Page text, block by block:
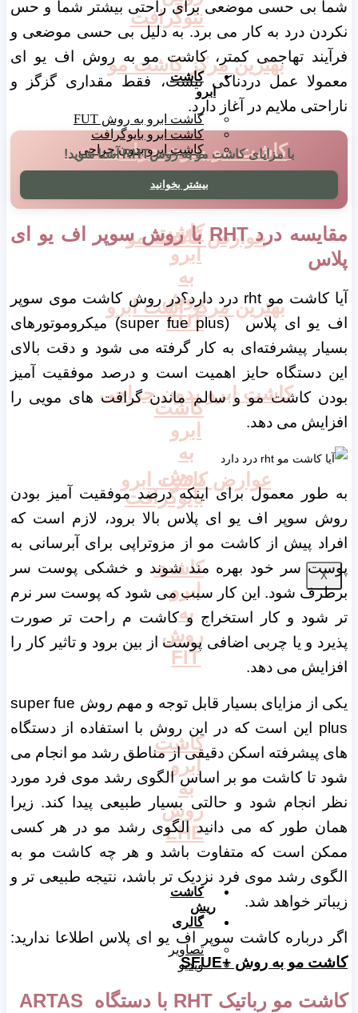
بهترین مرکز کاشت مو
کاشت مو بدون جراحی
عوارض کاشت مو
بهترین مرکز اشت ابرو
کاشت ابرو بدون جراحی
عوارض کاشت ابرو
X
نئوگرافت
کاشت
ابرو
کاشت ابرو به روش FUT
کاشت ابرو بایوگرافت
کاشت ابرو بدون جراحی
کاشت
ابرو
به
روش
FUT
کاشت
ابرو
به
روش
بایوگرافت
کاشت
ابرو
به
روش
FIT
کاشت
ابرو
به
روش
LHE
کاشت
ریش
گالری
تصاویر
ویدیو
شما بی حسی موضعی برای راحتی بیشتر شما و حس
نکردن درد به کار می برد. به دلیل بی حسی موضعی و
فرآیند تهاجمی کمتر، کاشت مو به روش اف یو ای
معمولا عمل دردناکی نیست، فقط مقداری گزگز و
ناراحتی ملایم در آغاز دارد.
با مزایای کاشت مو به روشRHT آشنا شوید!
بیشتر بخوانید
مقایسه درد RHT با روش سوپر اف یو ای
پلاس
آیا کاشت مو rht درد دارد؟در روش کاشت موی سوپر
اف یو ای پلاس (super fue plus) میکروموتورهای
بسیار پیشرفته‌ای به کار گرفته می شود و دقت بالای
این دستگاه حایز اهمیت است و درصد موفقیت آمیز
بودن کاشت مو و سالم ماندن گرافت های مویی را
افزایش می دهد.
به طور معمول برای اینکه درصد موفقیت آمیز بودن
روش سوپر اف یو ای پلاس بالا برود، لازم است که
افراد پیش از کاشت مو از مزوتراپی برای آبرسانی به
پوست سر خود بهره مند شوند و خشکی پوست سر
برطرف شود. این کار سبب می شود که پوست سر نرم
تر شود و کار استخراج و کاشت م راحت تر صورت
پذیرد و یا چربی اضافی پوست از بین برود و تاثیر کار را
افزایش می دهد.
یکی از مزایای بسیار قابل توجه و مهم روش super fue
plus این است که در این روش با استفاده از دستگاه
های پیشرفته اسکن دقیقی از مناطق رشد مو انجام می
شود تا کاشت مو بر اساس الگوی رشد موی فرد مورد
نظر انجام شود و حالتی بسیار طبیعی پیدا کند. زیرا
همان طور که می دانید الگوی رشد مو در هر کسی
ممکن است که متفاوت باشد و هر چه کاشت مو به
الگوی رشد موی فرد نزدیک تر باشد، نتیجه طبیعی تر و
زیباتر خواهد شد.
اگر درباره کاشت سوپر اف یو ای پلاس اطلاعا ندارید:
کاشت مو به روش +SFUE
کاشت مو رباتیک RHT با دستگاه ARTAS